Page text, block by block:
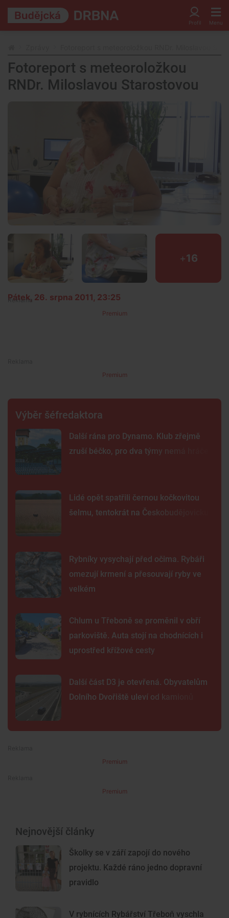
Fotoreport s meteoroložkou
RNDr. Miloslavou Starostovou
+16
Pátek, 26. srpna 2011, 23:25
Premium
Premium
Výběr šéfredaktora
Další rána pro Dynamo. Klub zřejmě
zruší béčko, pro dva týmy nemá hráče
Lidé opět spatřili černou kočkovitou
šelmu, tentokrát na Českobudějovicku
Rybníky vysychají před očima. Rybáři
omezují krmení a přesouvají ryby ve
velkém
Chlum u Třeboně se proměnil v obří
parkoviště. Auta stojí na chodnících i
uprostřed křížové cesty
Další část D3 je otevřená. Obyvatelům
Dolního Dvořiště uleví od kamionů
Premium
Premium
Nejnovější články
Školky se v září zapojí do nového
projektu. Každé ráno jedno dopravní
pravidlo
V rybnících Rybářství Třeboň vyschla